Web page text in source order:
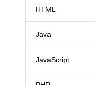
HTML
Java
JavaScript